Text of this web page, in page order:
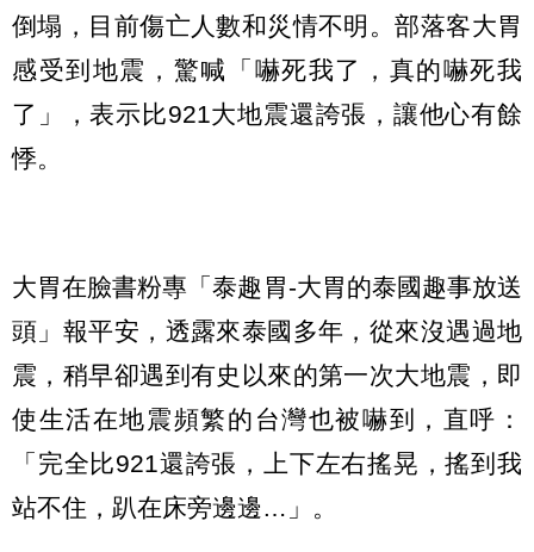
倒塌，目前傷亡人數和災情不明。部落客大胃
感受到地震，驚喊「嚇死我了，真的嚇死我
了」，表示比921大地震還誇張，讓他心有餘
悸。
大胃在臉書粉專「泰趣胃-大胃的泰國趣事放送
頭」報平安，透露來泰國多年，從來沒遇過地
震，稍早卻遇到有史以來的第一次大地震，即
使生活在地震頻繁的台灣也被嚇到，直呼：
「完全比921還誇張，上下左右搖晃，搖到我
站不住，趴在床旁邊邊…」。